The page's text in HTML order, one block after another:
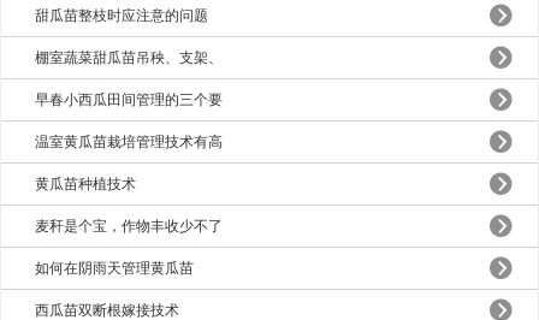
甜瓜苗整枝时应注意的问题
棚室蔬菜甜瓜苗吊秧、支架、
早春小西瓜田间管理的三个要
温室黄瓜苗栽培管理技术有高
黄瓜苗种植技术
麦秆是个宝，作物丰收少不了
如何在阴雨天管理黄瓜苗
西瓜苗双断根嫁接技术